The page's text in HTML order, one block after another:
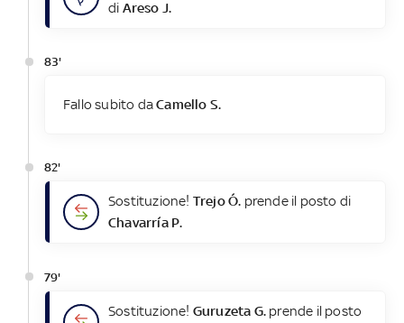
di Areso J.
83'
Fallo subito daCamello S.
82'
Sostituzione! Trejo Ó. prende il posto di
Chavarría P.
79'
Sostituzione! Guruzeta G. prende il posto